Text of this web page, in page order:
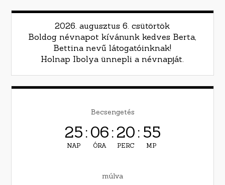
2026. augusztus 6. csütörtök
Boldog névnapot kívánunk kedves Berta,
Bettina nevű látogatóinknak!
Holnap Ibolya ünnepli a névnapját.
Becsengetés
25
NAP
:06
ÓRA
:20
PERC
: 54
MP
múlva